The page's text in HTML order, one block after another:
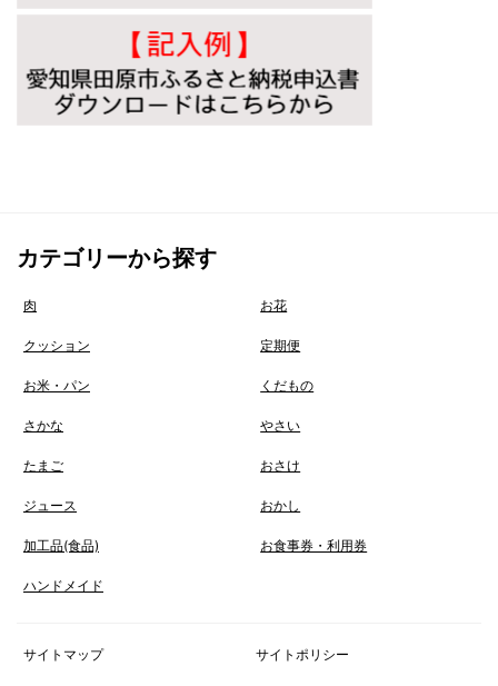
カテゴリーから探す
肉 お花
クッション 定期便
お米・パン くだもの
さかな やさい
たまご おさけ
ジュース おかし
加工品(食品) お食事券・利用券
ハンドメイド
サイトマップ サイトポリシー